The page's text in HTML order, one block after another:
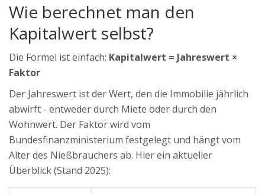
Wie berechnet man den
Kapitalwert selbst?
Die Formel ist einfach: Kapitalwert = Jahreswert ×
Faktor
Der Jahreswert ist der Wert, den die Immobilie jährlich
abwirft - entweder durch Miete oder durch den
Wohnwert. Der Faktor wird vom
Bundesfinanzministerium festgelegt und hängt vom
Alter des Nießbrauchers ab. Hier ein aktueller
Überblick (Stand 2025):